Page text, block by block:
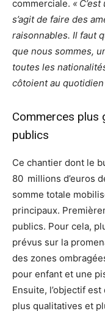
commerciale. «
s’agit de faire des
raisonnables. Il faut
que nous sommes,
toutes les
côtoient au quotidien
Commerces plus
publics
Ce chantier dont le
80 millions d’euros
somme totale
principaux.
publics. Pour cela,
prévus sur la
des zones
pour enfant et une
Ensuite, l’objectif
plus qualitatives et